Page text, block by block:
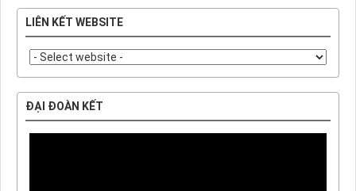
LIÊN KẾT WEBSITE
ĐẠI ĐOÀN KẾT